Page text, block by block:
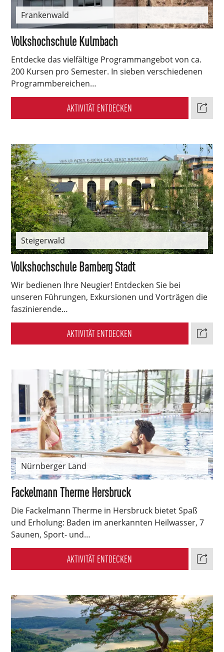
Frankenwald
Volkshochschule Kulmbach
Entdecke das vielfältige Programmangebot von ca.
200 Kursen pro Semester. In sieben verschiedenen
Programmbereichen…
AKTIVITÄT ENTDECKEN
Steigerwald
Volkshochschule Bamberg Stadt
Wir bedienen Ihre Neugier! Entdecken Sie bei
unseren Führungen, Exkursionen und Vorträgen die
faszinierende…
AKTIVITÄT ENTDECKEN
Nürnberger Land
Fackelmann Therme Hersbruck
Die Fackelmann Therme in Hersbruck bietet Spaß
und Erholung: Baden im anerkannten Heilwasser, 7
Saunen, Sport- und…
AKTIVITÄT ENTDECKEN